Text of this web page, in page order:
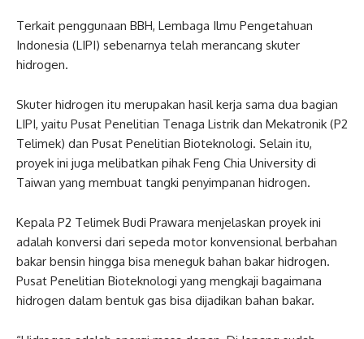
Terkait penggunaan BBH, Lembaga Ilmu Pengetahuan
Indonesia (LIPI) sebenarnya telah merancang skuter
hidrogen.
Skuter hidrogen itu merupakan hasil kerja sama dua bagian
LIPI, yaitu Pusat Penelitian Tenaga Listrik dan Mekatronik (P2
Telimek) dan Pusat Penelitian Bioteknologi. Selain itu,
proyek ini juga melibatkan pihak Feng Chia University di
Taiwan yang membuat tangki penyimpanan hidrogen.
Kepala P2 Telimek Budi Prawara menjelaskan proyek ini
adalah konversi dari sepeda motor konvensional berbahan
bakar bensin hingga bisa meneguk bahan bakar hidrogen.
Pusat Penelitian Bioteknologi yang mengkaji bagaimana
hidrogen dalam bentuk gas bisa dijadikan bahan bakar.